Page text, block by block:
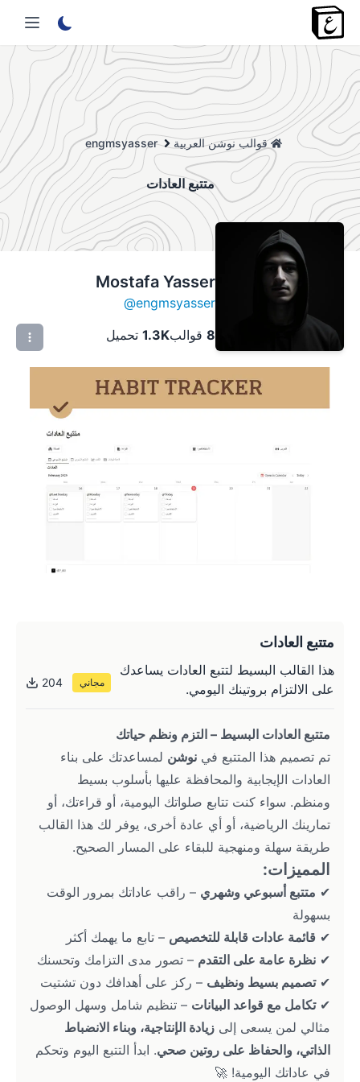
قوالب نوشن العربية engmsyasser
متتبع العادات
Mostafa Yasser
engmsyasser
@
8 قوالب1.3K تحميل
متتبع العادات
هذا القالب البسيط لتتبع العادات يساعدك
على الالتزام بروتينك اليومي.
مجاني 204
متتبع العادات البسيط – التزم ونظم حياتك
تم تصميم هذا المتتبع في نوشن لمساعدتك على بناء
العادات الإيجابية والمحافظة عليها بأسلوب بسيط
ومنظم. سواء كنت تتابع صلواتك اليومية، أو قراءتك، أو
تمارينك الرياضية، أو أي عادة أخرى، يوفر لك هذا القالب
طريقة سهلة ومنهجية للبقاء على المسار الصحيح.
المميزات:
✔ متتبع أسبوعي وشهري – راقب عاداتك بمرور الوقت
بسهولة
✔ قائمة عادات قابلة للتخصيص – تابع ما يهمك أكثر
✔ نظرة عامة على التقدم – تصور مدى التزامك وتحسنك
✔ تصميم بسيط ونظيف – ركز على أهدافك دون تشتيت
✔ تكامل مع قواعد البيانات – تنظيم شامل وسهل الوصول
مثالي لمن يسعى إلى زيادة الإنتاجية، وبناء الانضباط
الذاتي، والحفاظ على روتين صحي. ابدأ التتبع اليوم وتحكم
في عاداتك اليومية! 🚀